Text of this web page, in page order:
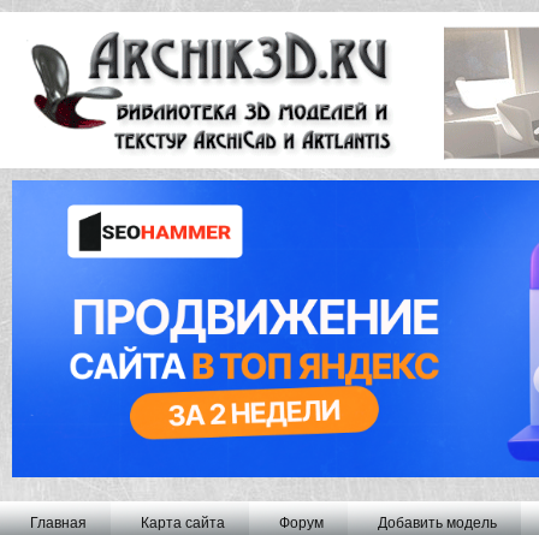
Главная Карта сайта Форум Добавить модель